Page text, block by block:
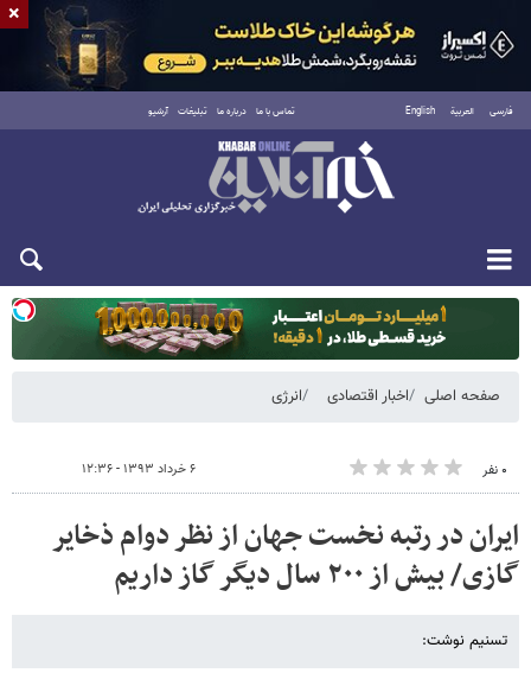
فارسی العربية English تماس با ما درباره ما تبلیغات آرشیو
دوشنبه ۱۹ مرداد ۱۴۰۵
صفحه اصلی اخبار اقتصادی انرژی
۰ نفر ۶ خرداد ۱۳۹۳ - ۱۲:۳۶
ایران در رتبه نخست جهان از نظر دوام ذخایر
گازی/ بیش از ۲۰۰ سال دیگر گاز داریم
تسنیم نوشت:
×